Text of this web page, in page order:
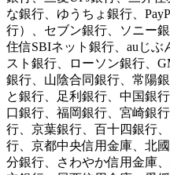
な銀行、ゆうちょ銀行、
行）、セブン銀行、ソニー
住信SBIネット銀行、auじ
スト銀行、ローソン銀行、
銀行、山陰合同銀行、常陽
と銀行、足利銀行、中国銀
口銀行、福岡銀行、宮崎銀
行、京葉銀行、百十四銀行
行、京都中央信用金庫、北
分銀行、さわやか信用金庫